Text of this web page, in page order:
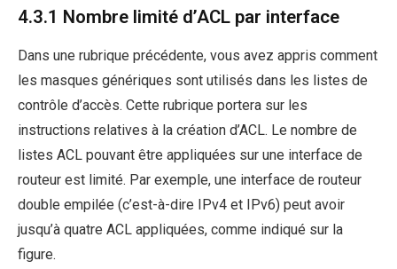
4.3.1 Nombre limité d’ACL par interface
Dans une rubrique précédente, vous avez appris comment
les masques génériques sont utilisés dans les listes de
contrôle d’accès. Cette rubrique portera sur les
instructions relatives à la création d’ACL. Le nombre de
listes ACL pouvant être appliquées sur une interface de
routeur est limité. Par exemple, une interface de routeur
double empilée (c’est-à-dire IPv4 et IPv6) peut avoir
jusqu’à quatre ACL appliquées, comme indiqué sur la
figure.